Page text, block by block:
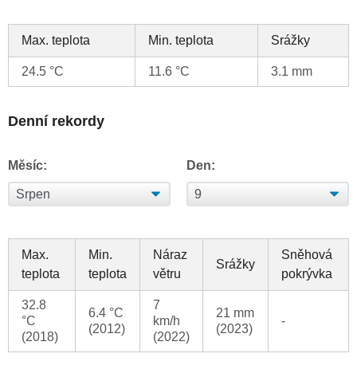
Max. teplota Min. teplota Srážky
24.5 °C 11.6 °C 3.1 mm
Denní rekordy
Měsíc: Den:
Max.
teplota
Min.
teplota
Náraz
větru
Srážky
Sněhová
pokrývka
32.8
°C
(2018)
6.4 °C
(2012)
7
km/h
(2022)
21 mm
(2023)
-